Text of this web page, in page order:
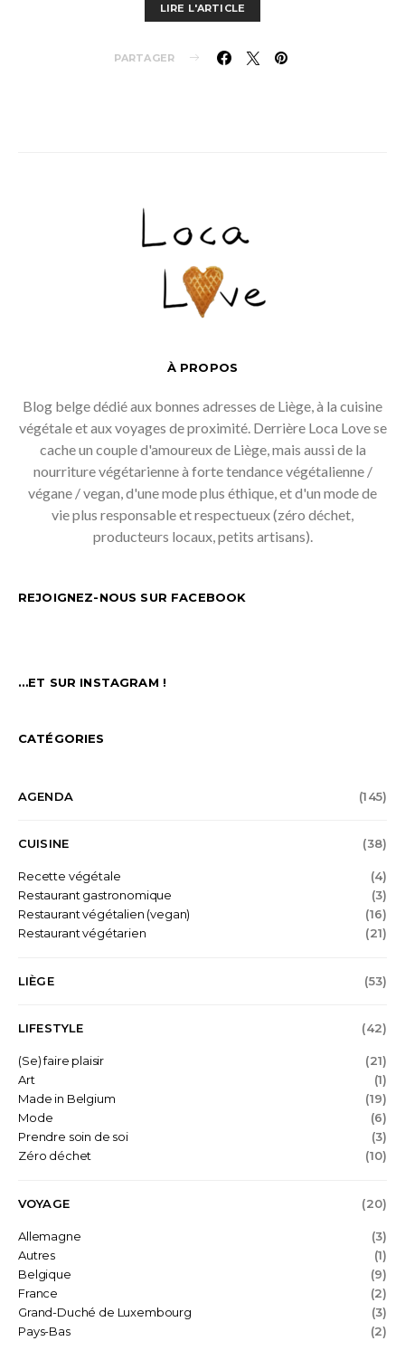
LIRE L'ARTICLE
PARTAGER
À PROPOS
Blog belge dédié aux bonnes adresses de Liège, à la cuisine
végétale et aux voyages de proximité. Derrière Loca Love se
cache un couple d'amoureux de Liège, mais aussi de la
nourriture végétarienne à forte tendance végétalienne /
végane / vegan, d'une mode plus éthique, et d'un mode de
vie plus responsable et respectueux (zéro déchet,
producteurs locaux, petits artisans).
REJOIGNEZ-NOUS SUR FACEBOOK
…ET SUR INSTAGRAM !
CATÉGORIES
AGENDA (145)
CUISINE (38)
Recette végétale
(4)
Restaurant gastronomique
(3)
Restaurant végétalien (vegan)
(16)
Restaurant végétarien
(21)
LIÈGE (53)
LIFESTYLE (42)
(Se) faire plaisir
(21)
Art
(1)
Made in Belgium
(19)
Mode
(6)
Prendre soin de soi
(3)
Zéro déchet
(10)
VOYAGE (20)
Allemagne
(3)
Autres
(1)
Belgique
(9)
France
(2)
Grand-Duché de Luxembourg
(3)
Pays-Bas
(2)